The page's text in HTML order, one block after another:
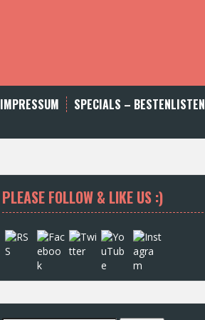
IMPRESSUM
SPECIALS – BESTENLISTEN
PLEASE FOLLOW & LIKE US :)